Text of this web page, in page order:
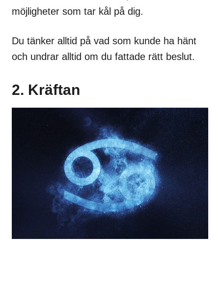
möjligheter som tar kål på dig.
Du tänker alltid på vad som kunde ha hänt
och undrar alltid om du fattade rätt beslut.
2. Kräftan